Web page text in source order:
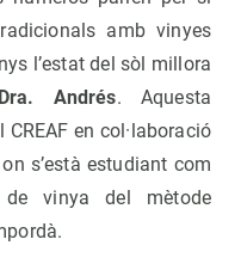
amb vinyes
l’estat del sòl millora
Dra. Andrés. Aquesta
en col·laboració
s’està estudiant com
vinya del mètode